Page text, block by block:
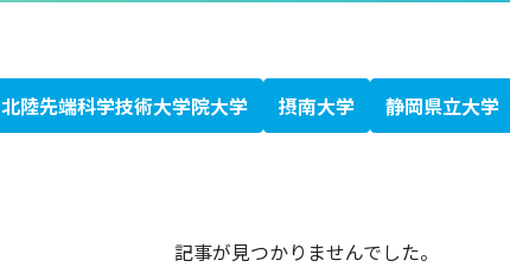
北陸先端科学技術大学院大学 摂南大学 静岡県立大学
記事が見つかりませんでした。